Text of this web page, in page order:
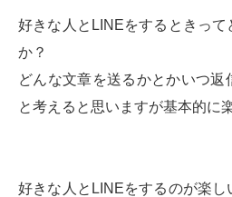
好きな人とLINEをするときっ
か？
どんな文章を送るかとかいつ返
と考えると思いますが基本的に
好きな人とLINEをするのが楽